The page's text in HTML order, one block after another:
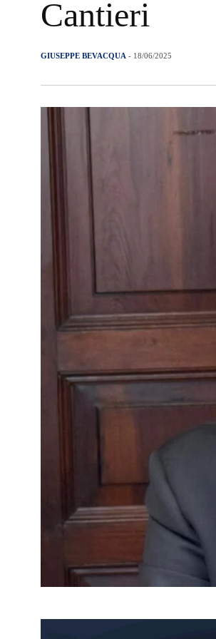
Cantieri
GIUSEPPE BEVACQUA - 18/06/2025